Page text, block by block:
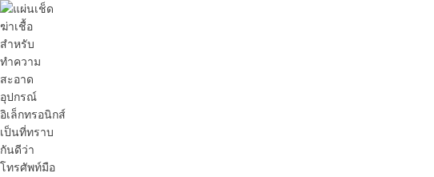
เป็นที่ทราบ
กันดีว่า
โทรศัพท์มือ